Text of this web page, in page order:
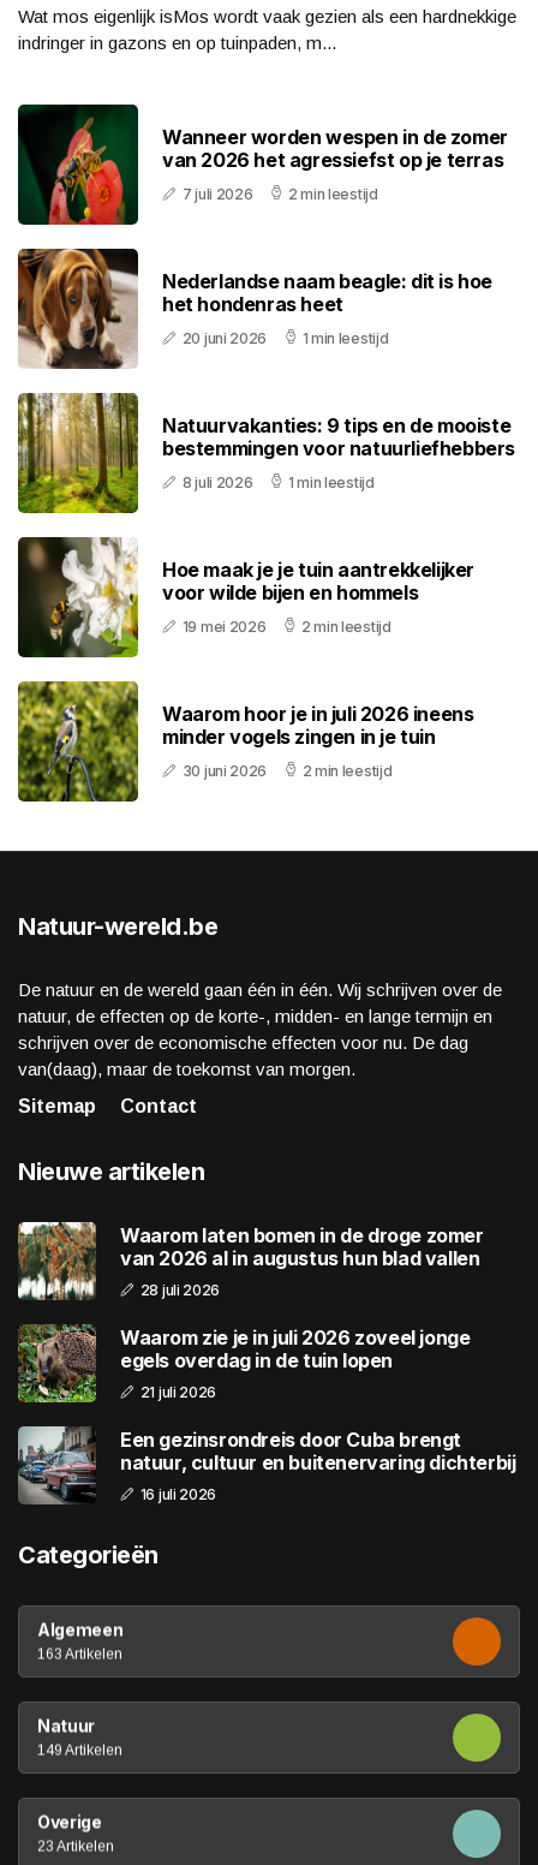
Wat mos eigenlijk isMos wordt vaak gezien als een hardnekkige
indringer in gazons en op tuinpaden, m...
Wanneer worden wespen in de zomer
van 2026 het agressiefst op je terras
7 juli 2026 2 min leestijd
Nederlandse naam beagle: dit is hoe
het hondenras heet
20 juni 2026 1 min leestijd
Natuurvakanties: 9 tips en de mooiste
bestemmingen voor natuurliefhebbers
8 juli 2026 1 min leestijd
Hoe maak je je tuin aantrekkelijker
voor wilde bijen en hommels
19 mei 2026 2 min leestijd
Waarom hoor je in juli 2026 ineens
minder vogels zingen in je tuin
30 juni 2026 2 min leestijd
Natuur-wereld.be
De natuur en de wereld gaan één in één. Wij schrijven over de
natuur, de effecten op de korte-, midden- en lange termijn en
schrijven over de economische effecten voor nu. De dag
van(daag), maar de toekomst van morgen.
Sitemap
Contact
Nieuwe artikelen
Waarom laten bomen in de droge zomer
van 2026 al in augustus hun blad vallen
28 juli 2026
Waarom zie je in juli 2026 zoveel jonge
egels overdag in de tuin lopen
21 juli 2026
Een gezinsrondreis door Cuba brengt
natuur, cultuur en buitenervaring dichterbij
16 juli 2026
Categorieën
Algemeen
163 Artikelen
Natuur
149 Artikelen
Overige
23 Artikelen